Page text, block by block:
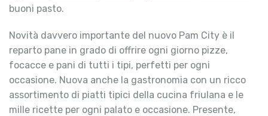
buoni pasto.
Novità davvero importante del nuovo Pam City è il
reparto pane in grado di offrire ogni giorno pizze,
focacce e pani di tutti i tipi, perfetti per ogni
occasione. Nuova anche la gastronomia con un ricco
assortimento di piatti tipici della cucina friulana e le
mille ricette per ogni palato e occasione. Presente,